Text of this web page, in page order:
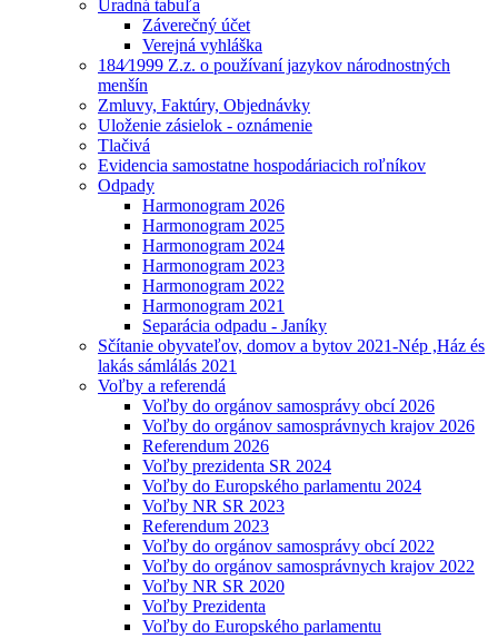
Úradná tabuľa
Záverečný účet
Verejná vyhláška
184⁄1999 Z.z. o používaní jazykov národnostných
menšín
Zmluvy, Faktúry, Objednávky
Uloženie zásielok - oznámenie
Tlačivá
Evidencia samostatne hospodáriacich roľníkov
Odpady
Harmonogram 2026
Harmonogram 2025
Harmonogram 2024
Harmonogram 2023
Harmonogram 2022
Harmonogram 2021
Separácia odpadu - Janíky
Sčítanie obyvateľov, domov a bytov 2021-Nép ,Ház és
lakás sámlálás 2021
Voľby a referendá
Voľby do orgánov samosprávy obcí 2026
Voľby do orgánov samosprávnych krajov 2026
Referendum 2026
Voľby prezidenta SR 2024
Voľby do Europského parlamentu 2024
Voľby NR SR 2023
Referendum 2023
Voľby do orgánov samosprávy obcí 2022
Voľby do orgánov samosprávnych krajov 2022
Voľby NR SR 2020
Voľby Prezidenta
Voľby do Europského parlamentu